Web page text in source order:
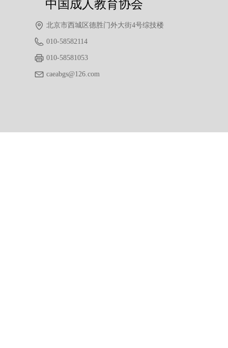
北京市西城区德胜门外大街4号综技楼
010-58582114
010-58581053
caeabgs@126.com
中国成人教育协会